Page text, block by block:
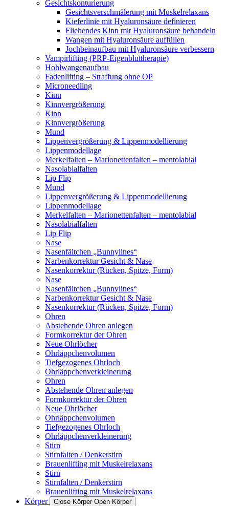
Gesichtskonturierung
Gesichtsverschmälerung mit Muskelrelaxans
Kieferlinie mit Hyaluronsäure definieren
Fliehendes Kinn mit Hyaluronsäure behandeln
Wangen mit Hyaluronsäure auffüllen
Jochbeinaufbau mit Hyaluronsäure verbessern
Vampirlifting (PRP-Eigenbluttherapie)
Hohlwangenaufbau
Fadenlifting – Straffung ohne OP
Microneedling
Kinn
Kinnvergrößerung
Kinn
Kinnvergrößerung
Mund
Lippenvergrößerung & Lippenmodellierung
Lippenmodellage
Merkelfalten – Marionettenfalten – mentolabial
Nasolabialfalten
Lip Flip
Mund
Lippenvergrößerung & Lippenmodellierung
Lippenmodellage
Merkelfalten – Marionettenfalten – mentolabial
Nasolabialfalten
Lip Flip
Nase
Nasenfältchen „Bunnylines“
Narbenkorrektur Gesicht & Nase
Nasenkorrektur (Rücken, Spitze, Form)
Nase
Nasenfältchen „Bunnylines“
Narbenkorrektur Gesicht & Nase
Nasenkorrektur (Rücken, Spitze, Form)
Ohren
Abstehende Ohren anlegen
Formkorrektur der Ohren
Neue Ohrlöcher
Ohrläppchenvolumen
Tiefgezogenes Ohrloch
Ohrläppchenverkleinerung
Ohren
Abstehende Ohren anlegen
Formkorrektur der Ohren
Neue Ohrlöcher
Ohrläppchenvolumen
Tiefgezogenes Ohrloch
Ohrläppchenverkleinerung
Stirn
Stirnfalten / Denkerstirn
Brauenlifting mit Muskelrelaxans
Stirn
Stirnfalten / Denkerstirn
Brauenlifting mit Muskelrelaxans
Körper
Close Körper Open Körper